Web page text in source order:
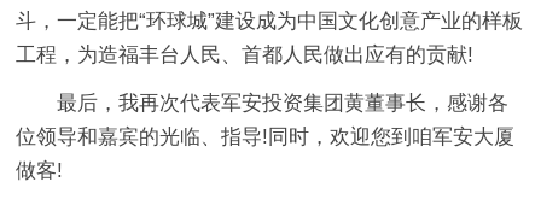
斗，一定能把“环球城”建设成为中国文化创意产业的样板
工程，为造福丰台人民、首都人民做出应有的贡献!
最后，我再次代表军安投资集团黄董事长，感谢各
位领导和嘉宾的光临、指导!同时，欢迎您到咱军安大厦
做客!